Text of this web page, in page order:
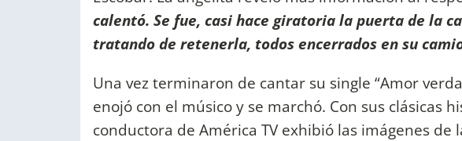
calentó. Se fue, casi hace giratoria la puerta de la
tratando de retenerla, todos encerrados en su
Una vez terminaron de cantar su single “Amor
enojó con el músico y se marchó. Con sus clásicas
conductora de América TV exhibió las imágenes de